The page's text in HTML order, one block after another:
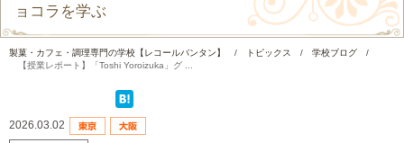
ョコラを学ぶ
製菓・カフェ・調理専門の学校【レコールバンタン】 / トピックス / 学校ブログ
/
【授業レポート】「Toshi Yoroizuka」グ ...
2026.03.02